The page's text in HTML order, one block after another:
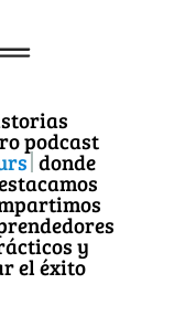
podcast
como
prácticos
tú.istas,
para